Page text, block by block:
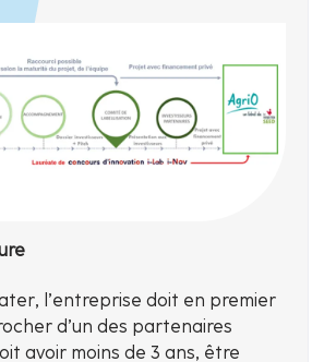
l’entreprise doit en premier
d’un des partenaires
avoir moins de 3 ans, être